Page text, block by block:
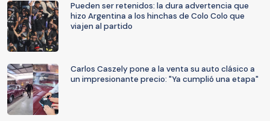
Pueden ser retenidos: la dura advertencia que
hizo Argentina a los hinchas de Colo Colo que
viajen al partido
Carlos Caszely pone a la venta su auto clásico a
un impresionante precio: "Ya cumplió una etapa"